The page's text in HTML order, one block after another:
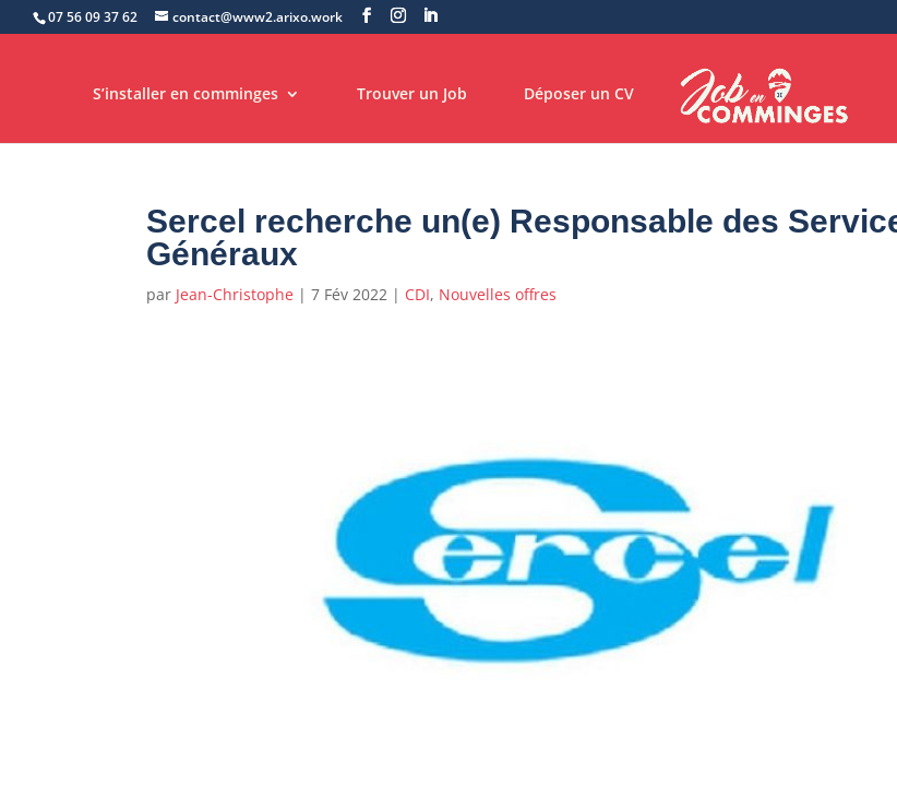
07 56 09 37 62 contact@www2.arixo.work
S’installer en comminges Trouver un Job Déposer un CV
Sercel recherche un(e) Responsable des
Généraux
par Jean-Christophe |7 Fév 2022 | CDI, Nouvelles offres